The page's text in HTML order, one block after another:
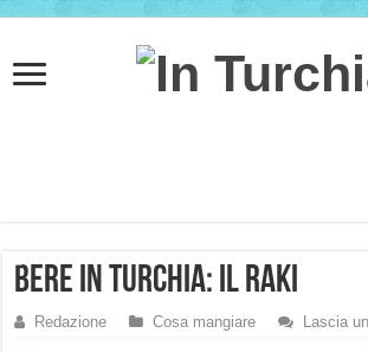
Bere in Turchia: il raki
Redazione Cosa mangiare Lascia